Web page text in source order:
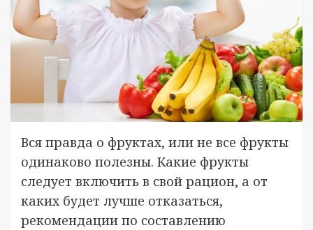
Вся правда о фруктах, или не все фрукты
одинаково полезны. Какие фрукты
следует включить в свой рацион, а от
каких будет лучше отказаться,
рекомендации по составлению